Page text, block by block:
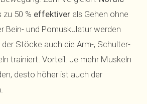
zu 50 % effektiverals Gehen ohne
Bein- und Pomuskulatur werden
Stöcke auch die Arm-, Schulter-
trainiert. Vorteil: Je mehr Muskeln
desto höher ist auch der